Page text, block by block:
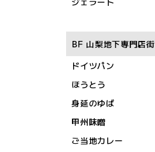
BF 山梨地下専門店街
ドイツパン
ほうとう
身延のゆば
甲州味噌
ご当地カレー